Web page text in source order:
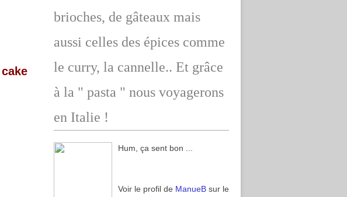
cake
brioches, de gâteaux mais
aussi celles des épices comme
le curry, la cannelle.. Et grâce
à la " pasta " nous voyagerons
en Italie !
Hum, ça sent bon ...
Voir le profil de ManueB sur le